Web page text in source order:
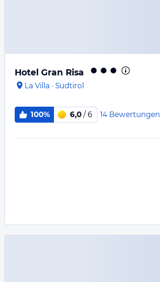
Hotel Gran Risa
La Villa · Südtirol
100% 6,0 / 6 14 Bewertungen